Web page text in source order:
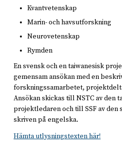
Kvantvetenskap
Marin- och havsutforskning
Neurovetenskap
Rymden
En svensk och en taiwanesisk
gemensam ansökan med en
forskningssamarbetet,
Ansökan skickas till NSTC av den
projektledaren och till SSF av den
skriven på engelska.
Hämta utlysningstexten här!